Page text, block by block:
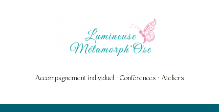
Accompagnement individuel · Conférences · Ateliers